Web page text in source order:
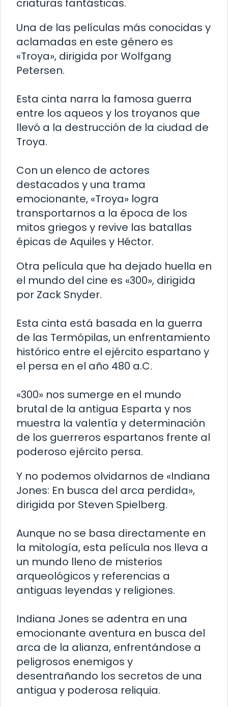
criaturas fantásticas.
Una de las películas más conocidas y
aclamadas en este género es
«Troya», dirigida por Wolfgang
Petersen.
Esta cinta narra la famosa guerra
entre los aqueos y los troyanos que
llevó a la destrucción de la ciudad de
Troya.
Con un elenco de actores
destacados y una trama
emocionante, «Troya» logra
transportarnos a la época de los
mitos griegos y revive las batallas
épicas de Aquiles y Héctor.
Otra película que ha dejado huella en
el mundo del cine es «300», dirigida
por Zack Snyder.
Esta cinta está basada en la guerra
de las Termópilas, un enfrentamiento
histórico entre el ejército espartano y
el persa en el año 480 a.C.
«300» nos sumerge en el mundo
brutal de la antigua Esparta y nos
muestra la valentía y determinación
de los guerreros espartanos frente al
poderoso ejército persa.
Y no podemos olvidarnos de «Indiana
Jones: En busca del arca perdida»,
dirigida por Steven Spielberg.
Aunque no se basa directamente en
la mitología, esta película nos lleva a
un mundo lleno de misterios
arqueológicos y referencias a
antiguas leyendas y religiones.
Indiana Jones se adentra en una
emocionante aventura en busca del
arca de la alianza, enfrentándose a
peligrosos enemigos y
desentrañando los secretos de una
antigua y poderosa reliquia.